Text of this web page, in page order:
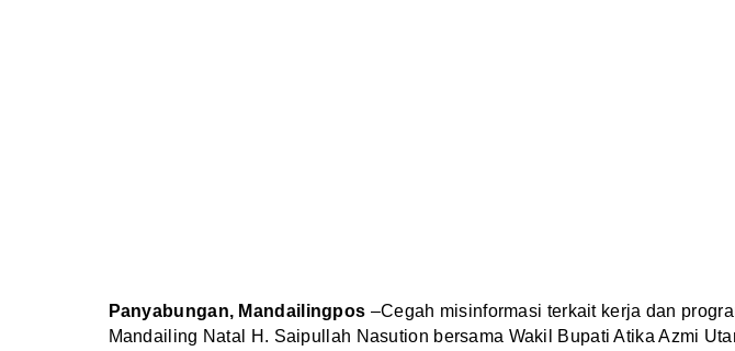
Panyabungan, Mandailingpos –Cegah misinformasi terkait kerja dan
Mandailing Natal H. Saipullah Nasution bersama Wakil Bupati Atika Azmi